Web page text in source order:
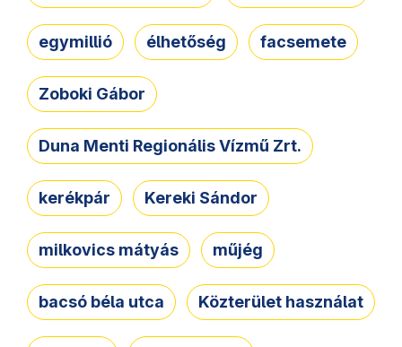
egymillió élhetőség facsemete
Zoboki Gábor
Duna Menti Regionális Vízmű Zrt.
kerékpár Kereki Sándor
milkovics mátyás műjég
bacsó béla utca Közterület használat